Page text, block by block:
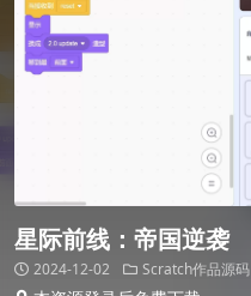
星际前线：帝国逆袭
2024-12-02 Scratch作品源码